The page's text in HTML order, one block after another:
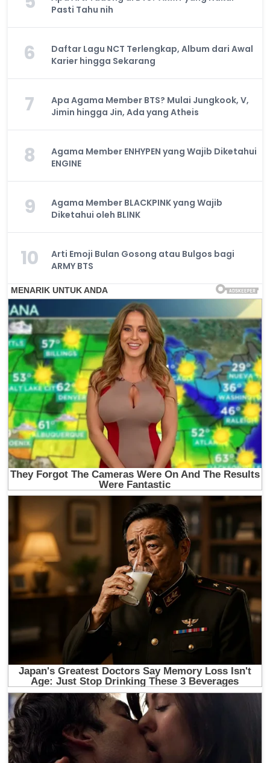
Pasti Tahu nih
6
Daftar Lagu NCT Terlengkap, Album dari Awal
Karier hingga Sekarang
7
Apa Agama Member BTS? Mulai Jungkook, V,
Jimin hingga Jin, Ada yang Atheis
8
Agama Member ENHYPEN yang Wajib Diketahui
ENGINE
9
Agama Member BLACKPINK yang Wajib
Diketahui oleh BLINK
10
Arti Emoji Bulan Gosong atau Bulgos bagi
ARMY BTS